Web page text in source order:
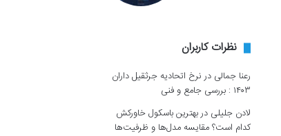
نظرات کاربران
رعنا جمالی درنرخ اتحادیه جرثقیل داران
۱۴۰۳ : بررسی جامع و فنی
لادن جلیلی دربهترین باسکول خاورکش
کدام است؟ مقایسه مدل‌ها و ظرفیت‌ها